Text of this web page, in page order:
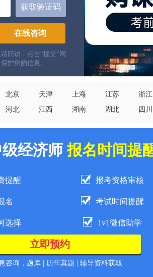
获取验证码
在线咨询
回访，点击“提交”网
保护您的信息。
北京 天津 上海 江苏 浙江
河北 江西 湖南 湖北 四川
级经济师报名时间提
提醒 报考资格审核
名 考试时间提醒
选择 1v1微信助学
咨询，题库 | 历年真题 | 辅导资料获取